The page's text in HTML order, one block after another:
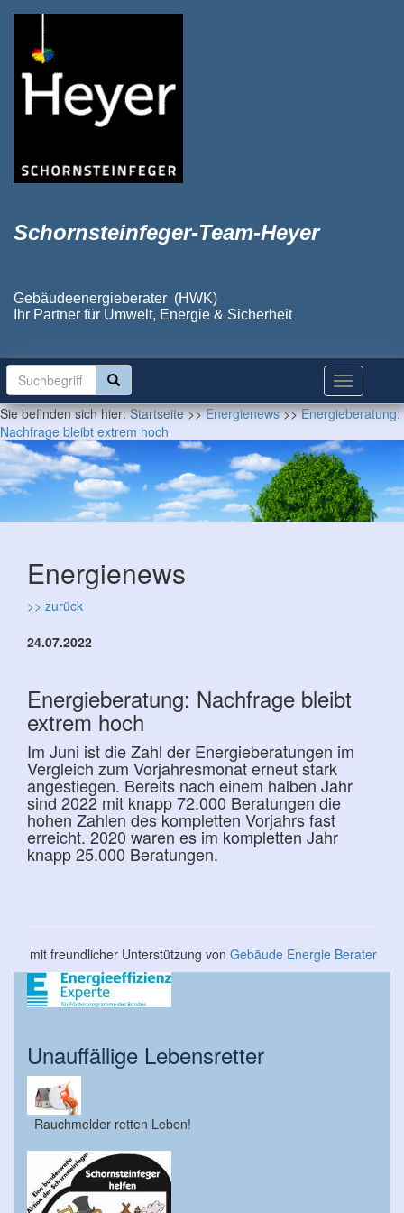
Schornsteinfeger-Team-Heyer
Gebäudeenergieberater (HWK)
Ihr Partner für Umwelt, Energie & Sicherheit
Sie befinden sich hier:Startseite>>Energienews>>Energieberatung:
Nachfrage bleibt extrem hoch
Energienews
>> zurück
24.07.2022
Energieberatung: Nachfrage bleibt
extrem hoch
Im Juni ist die Zahl der Energieberatungen im
Vergleich zum Vorjahresmonat erneut stark
angestiegen. Bereits nach einem halben Jahr
sind 2022 mit knapp 72.000 Beratungen die
hohen Zahlen des kompletten Vorjahrs fast
erreicht. 2020 waren es im kompletten Jahr
knapp 25.000 Beratungen.
mit freundlicher Unterstützung von Gebäude Energie Berater
Unauffällige Lebensretter
Rauchmelder retten Leben!